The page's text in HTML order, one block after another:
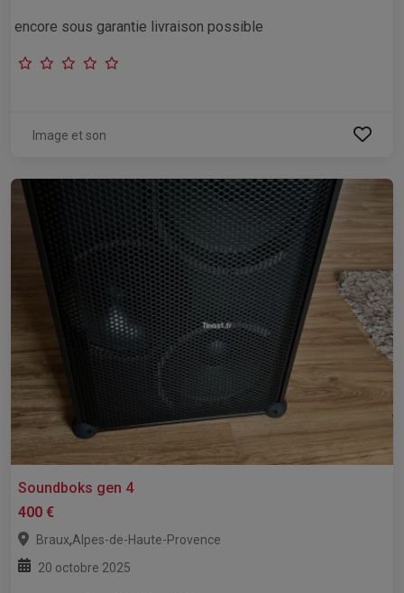
encore sous garantie livraison possible
Image et son
Soundboks gen 4
400 €
Braux,Alpes-de-Haute-Provence
20 octobre 2025